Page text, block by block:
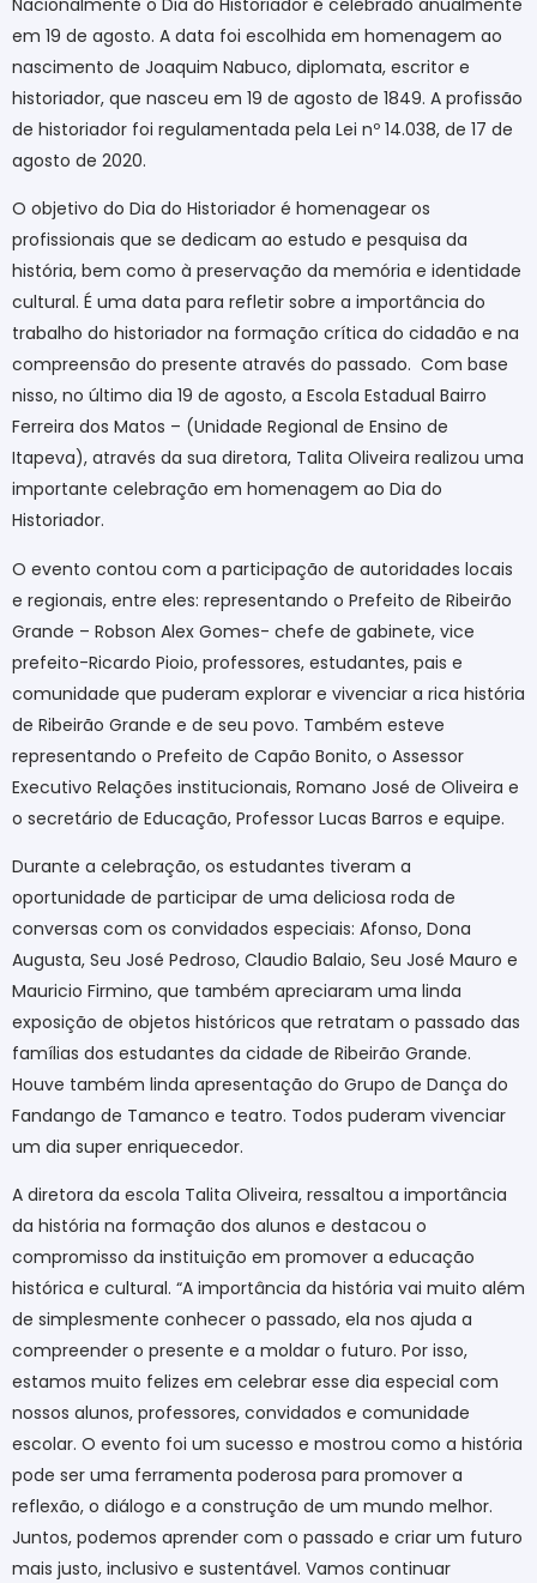
em 19 de agosto. A data foi escolhida em homenagem ao
nascimento de Joaquim Nabuco, diplomata, escritor e
historiador, que nasceu em 19 de agosto de 1849. A profissão
de historiador foi regulamentada pela Lei nº 14.038, de 17 de
agosto de 2020.
O objetivo do Dia do Historiador é homenagear os
profissionais que se dedicam ao estudo e pesquisa da
história, bem como à preservação da memória e identidade
cultural. É uma data para refletir sobre a importância do
trabalho do historiador na formação crítica do cidadão e na
compreensão do presente através do passado. Com base
nisso, no último dia 19 de agosto, a Escola Estadual Bairro
Ferreira dos Matos – (Unidade Regional de Ensino de
Itapeva), através da sua diretora, Talita Oliveira realizou uma
importante celebração em homenagem ao Dia do
Historiador.
O evento contou com a participação de autoridades locais
e regionais, entre eles: representando o Prefeito de Ribeirão
Grande – Robson Alex Gomes- chefe de gabinete, vice
prefeito-Ricardo Pioio, professores, estudantes, pais e
comunidade que puderam explorar e vivenciar a rica história
de Ribeirão Grande e de seu povo. Também esteve
representando o Prefeito de Capão Bonito, o Assessor
Executivo Relações institucionais, Romano José de Oliveira e
o secretário de Educação, Professor Lucas Barros e equipe.
Durante a celebração, os estudantes tiveram a
oportunidade de participar de uma deliciosa roda de
conversas com os convidados especiais: Afonso, Dona
Augusta, Seu José Pedroso, Claudio Balaio, Seu José Mauro e
Mauricio Firmino, que também apreciaram uma linda
exposição de objetos históricos que retratam o passado das
famílias dos estudantes da cidade de Ribeirão Grande.
Houve também linda apresentação do Grupo de Dança do
Fandango de Tamanco e teatro. Todos puderam vivenciar
um dia super enriquecedor.
A diretora da escola Talita Oliveira, ressaltou a importância
da história na formação dos alunos e destacou o
compromisso da instituição em promover a educação
histórica e cultural. “A importância da história vai muito além
de simplesmente conhecer o passado, ela nos ajuda a
compreender o presente e a moldar o futuro. Por isso,
estamos muito felizes em celebrar esse dia especial com
nossos alunos, professores, convidados e comunidade
escolar. O evento foi um sucesso e mostrou como a história
pode ser uma ferramenta poderosa para promover a
reflexão, o diálogo e a construção de um mundo melhor.
Juntos, podemos aprender com o passado e criar um futuro
mais justo, inclusivo e sustentável. Vamos continuar